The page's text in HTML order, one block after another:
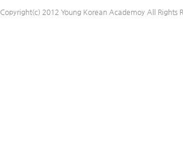
Copyright(c) 2012 Young Korean Academoy All Rights